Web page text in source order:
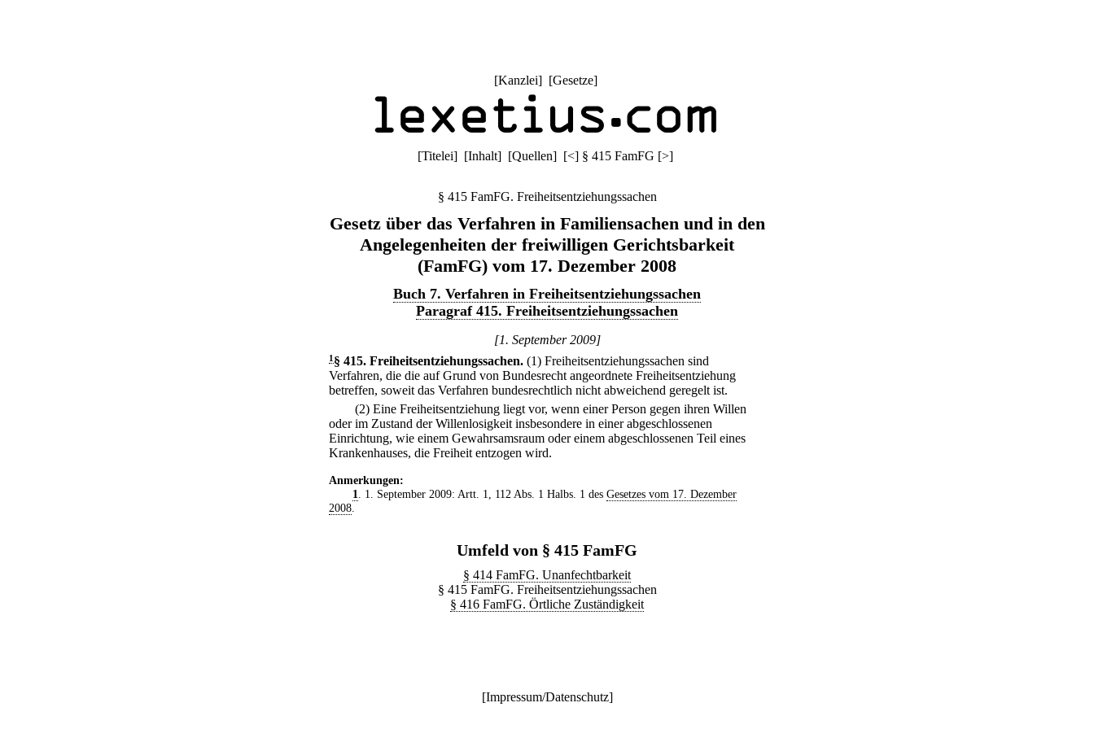
[Kanzlei] [Gesetze]
[Titelei] [Inhalt] [Quellen] [<] § 415 FamFG [>]
§ 415 FamFG. Freiheitsentziehungssachen
Gesetz über das Verfahren in Familiensachen und in den
Angelegenheiten der freiwilligen Gerichtsbarkeit
(FamFG) vom 17. Dezember 2008
Buch 7. Verfahren in Freiheitsentziehungssachen
Paragraf 415. Freiheitsentziehungssachen
[1. September 2009]
1 § 415. Freiheitsentziehungssachen. (1) Freiheitsentziehungssachen sind
Verfahren, die die auf Grund von Bundesrecht angeordnete Freiheitsentziehung
betreffen, soweit das Verfahren bundesrechtlich nicht abweichend geregelt ist.
(2) Eine Freiheitsentziehung liegt vor, wenn einer Person gegen ihren Willen
oder im Zustand der Willenlosigkeit insbesondere in einer abgeschlossenen
Einrichtung, wie einem Gewahrsamsraum oder einem abgeschlossenen Teil eines
Krankenhauses, die Freiheit entzogen wird.
Anmerkungen:
1. 1. September 2009: Artt. 1, 112 Abs. 1 Halbs. 1 des Gesetzes vom 17. Dezember
2008.
Umfeld von § 415 FamFG
§ 414 FamFG. Unanfechtbarkeit
§ 415 FamFG. Freiheitsentziehungssachen
§ 416 FamFG. Örtliche Zuständigkeit
[Impressum/Datenschutz]